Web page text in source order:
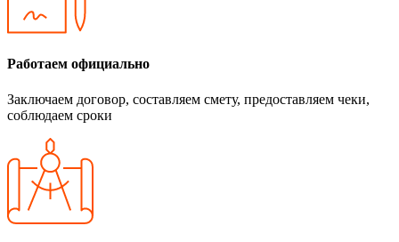
Работаем официально
Заключаем договор, составляем смету, предоставляем чеки,
соблюдаем сроки